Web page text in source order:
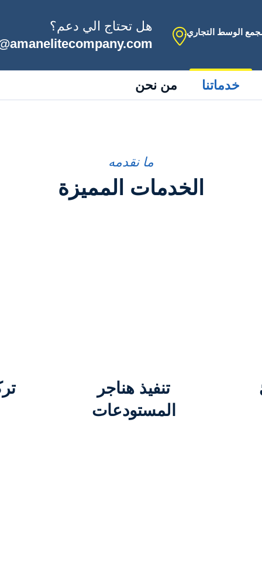
الوسط التجاري,
هل تحتاج الي دعم؟
خدماتنا من نحن
ما نقدمه
الخدمات المميزة
تنفيذ هناجر
المستودعات